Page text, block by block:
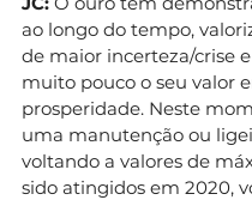
ao longo do tempo,
de maior incerteza/crise
muito pouco o seu valor
prosperidade. Neste
uma manutenção ou
voltando a valores de
sido atingidos em 2020,